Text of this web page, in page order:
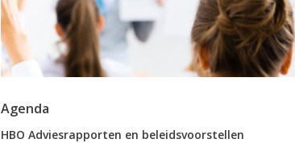
Agenda
HBO Adviesrapporten en beleidsvoorstellen